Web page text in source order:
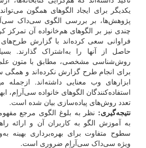
یکدیگر برای ایجاد الگوهای همگون می‌تواند
پژوهش‌ها، بر بررسی الگوی سی‌داک
چندی نیز بر الگوهای هم‌خانواده آن تمرکز
فراوانی سعی کرده‌اند با گزارش طرح‌های
حاصل از آنها را به‌اشتراک گذارند.
روش‌شناسی مشخصی، مطابق با متون
برای انجام طرح گزارش نکرده‌‌اند و همگی
ابزارهای وب معنایی داشته‌‌اند. ازجمله
استفاده‌کنندگان الگوهای خانواده سی‌آر‌اِم‌،
تعدد روش‌های پیاده‌سازی بیان ‌شده است.
نتیجه‌گیری: نظر به بلوغ الگوی مرجع
به آموزش الگو به کاربران آن و ارائه
سطوح متفاوت برای بهره‌برداری بهینه
ویژه سی‌داک سی‌آر‌اِم‌ ضروری است.